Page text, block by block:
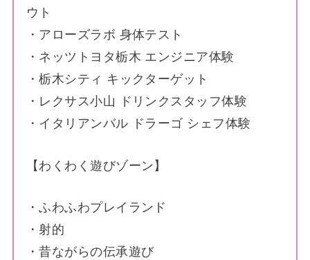
ウト
・アローズラボ 身体テスト
・ネッツトヨタ栃木 エンジニア体験
・栃木シティ キックターゲット
・レクサス小山 ドリンクスタッフ体験
・イタリアンバル ドラーゴ シェフ体験
【わくわく遊びゾーン】
・ふわふわプレイランド
・射的
・昔ながらの伝承遊び